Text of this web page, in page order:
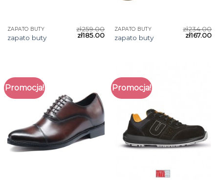
ZAPATO BUTY
zapato buty
zł259.00
zł185.00
ZAPATO BUTY
zapato buty
zł234.00
zł167.00
Promocja! Promocja!